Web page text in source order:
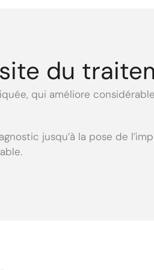
du
qui améliore
jusqu’à la pose de